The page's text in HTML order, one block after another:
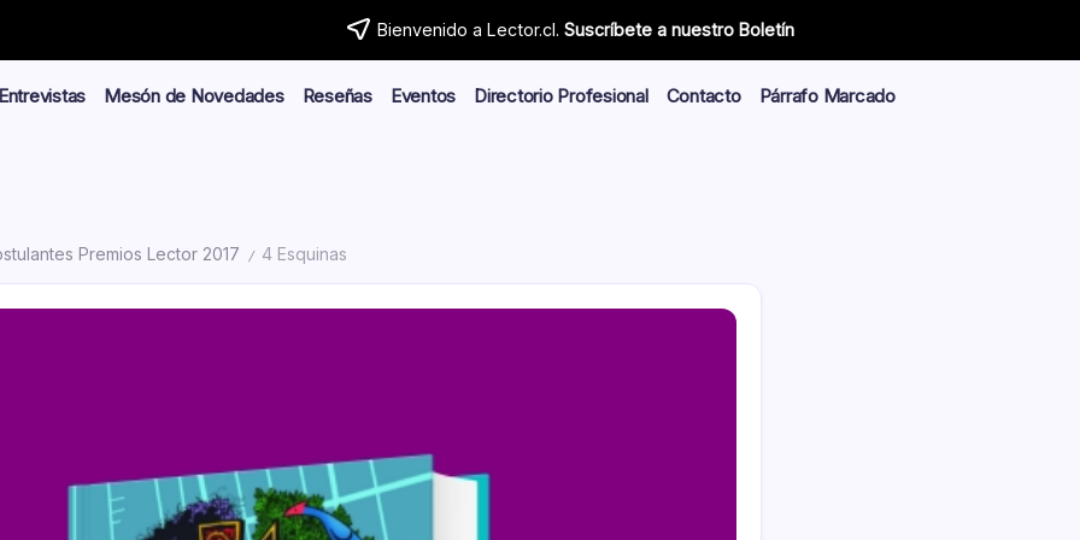
Bienvenido a Lector.cl. Suscríbete a nuestro Boletín
Entrevistas Mesón de Novedades Reseñas Eventos Directorio Profesional Contacto
Párrafo Marcado
Premios Lector 2017 / 4 Esquinas